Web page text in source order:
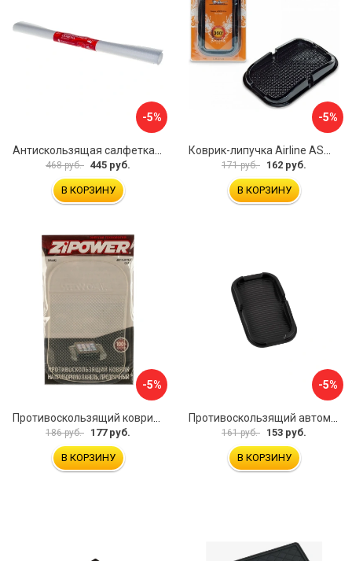
-5%
468 руб. 445 руб.
В КОРЗИНУ
-5%
171 руб. 162 руб.
В КОРЗИНУ
-5%
Противоскользящий коврик на приборную панель Zipower PM6602
186 руб. 177 руб.
В КОРЗИНУ
-5%
Противоскользящий автомобильный коврик панели SKYWAY S00401002
161 руб. 153 руб.
В КОРЗИНУ